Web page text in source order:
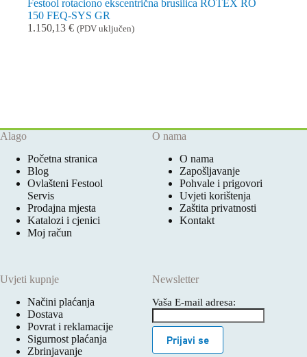
Festool rotaciono ekscentrična brusilica ROTEX RO
150 FEQ-SYS GR
1.150,13 € (PDV uključen)
Alago
Početna stranica
Blog
Ovlašteni Festool
Servis
Prodajna mjesta
Katalozi i cjenici
Moj račun
O nama
O nama
Zapošljavanje
Pohvale i prigovori
Uvjeti korištenja
Zaštita privatnosti
Kontakt
Uvjeti kupnje
Načini plaćanja
Dostava
Povrat i reklamacije
Sigurnost plaćanja
Zbrinjavanje
Newsletter
Vaša E-mail adresa:
Prijavi se